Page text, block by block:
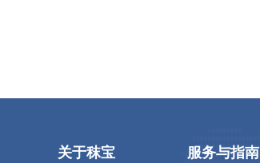
关于秣宝 服务与指南